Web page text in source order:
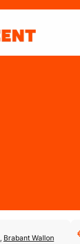
, Brabant Wallon